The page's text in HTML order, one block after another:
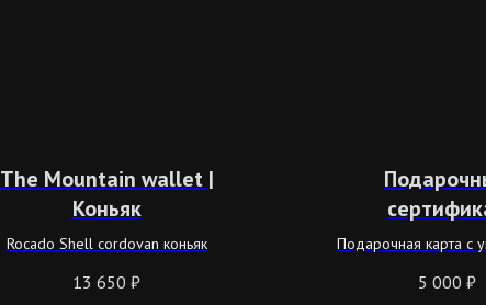
The Mountain wallet |
Коньяк
Rocado Shell cordovan коньяк
13 650 ₽
Подарочная карта с
5 000 ₽